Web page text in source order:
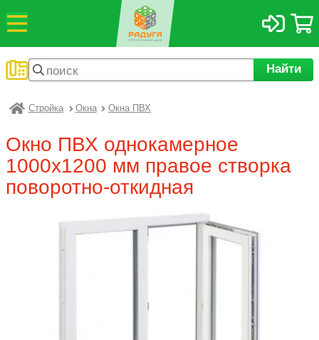
Найти
Радуга
Стройка Окна Окна ПВХ
Окно ПВХ однокамерное
1000х1200 мм правое створка
поворотно-откидная